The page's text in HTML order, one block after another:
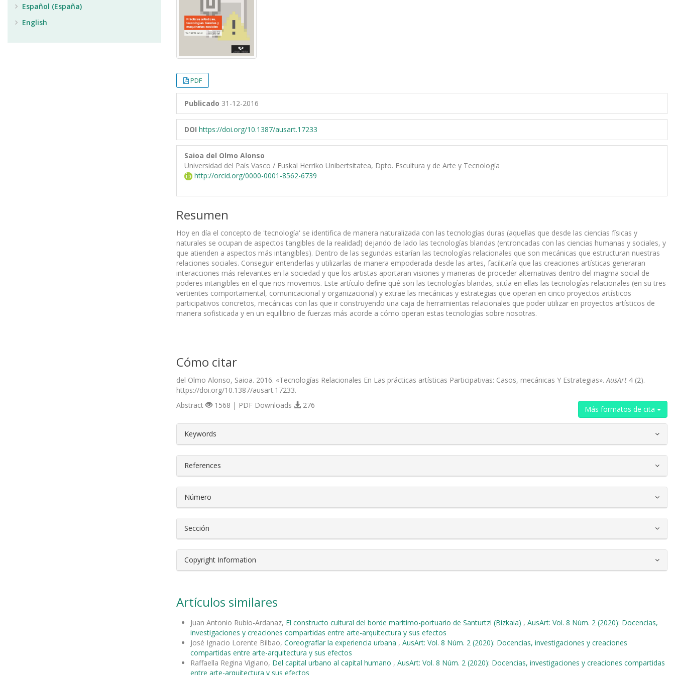
PDF
Publicado 31-12-2016
DOI https://doi.org/10.1387/ausart.17233
Saioa del Olmo Alonso
Universidad del País Vasco / Euskal Herriko Unibertsitatea, Dpto. Escultura y de Arte y Tecnología
http://orcid.org/0000-0001-8562-6739
Resumen
Hoy en día el concepto de 'tecnología' se identifica de manera naturalizada con las tecnologías duras (aquellas que desde las ciencias físicas y
naturales se ocupan de aspectos tangibles de la realidad) dejando de lado las tecnologías blandas (entroncadas con las ciencias humanas y sociales, y
que atienden a aspectos más intangibles). Dentro de las segundas estarían las tecnologías relacionales que son mecánicas que estructuran nuestras
relaciones sociales. Conseguir entenderlas y utilizarlas de manera empoderada desde las artes, facilitaría que las creaciones artísticas generaran
interacciones más relevantes en la sociedad y que los artistas aportaran visiones y maneras de proceder alternativas dentro del magma social de
poderes intangibles en el que nos movemos. Este artículo define qué son las tecnologías blandas, sitúa en ellas las tecnologías relacionales (en su tres
vertientes comportamental, comunicacional y organizacional) y extrae las mecánicas y estrategias que operan en cinco proyectos artísticos
participativos concretos, mecánicas con las que ir construyendo una caja de herramientas relacionales que poder utilizar en proyectos artísticos de
manera sofisticada y en un equilibrio de fuerzas más acorde a cómo operan estas tecnologías sobre nosotras.
Cómo citar
del Olmo Alonso, Saioa. 2016. «Tecnologías Relacionales En Las prácticas artísticas Participativas: Casos, mecánicas Y Estrategias». AusArt 4 (2).
https://doi.org/10.1387/ausart.17233.
Más formatos de cita
Abstract 1568 | PDF Downloads 276
##plugins.themes.bootstrap3.article.details##
Keywords
References
Número
Sección
Copyright Information
Artículos similares
Juan Antonio Rubio-Ardanaz, El constructo cultural del borde marítimo-portuario de Santurtzi (Bizkaia) , AusArt: Vol. 8 Núm. 2 (2020): Docencias,
investigaciones y creaciones compartidas entre arte-arquitectura y sus efectos
José Ignacio Lorente Bilbao, Coreografíar la experiencia urbana , AusArt: Vol. 8 Núm. 2 (2020): Docencias, investigaciones y creaciones
compartidas entre arte-arquitectura y sus efectos
Raffaella Regina Vigiano, Del capital urbano al capital humano , AusArt: Vol. 8 Núm. 2 (2020): Docencias, investigaciones y creaciones compartidas
entre arte-arquitectura y sus efectos
Español (España)
English